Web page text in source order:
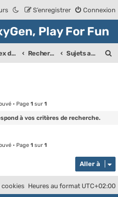
Connexion
S’enregistrer
Play For Fun
Index des forums Rechercher Sujets actifs
• Page 1 sur 1
à vos critères de recherche.
• Page 1 sur 1
Aller à
Heures au format UTC+02:00
cookies